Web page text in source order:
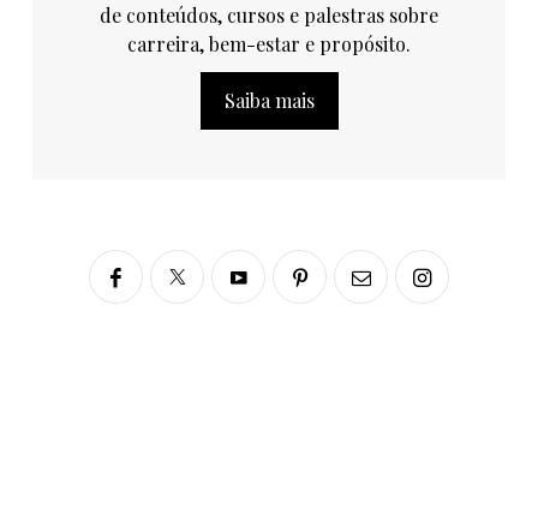
de conteúdos, cursos e palestras sobre
carreira, bem-estar e propósito.
Saiba mais